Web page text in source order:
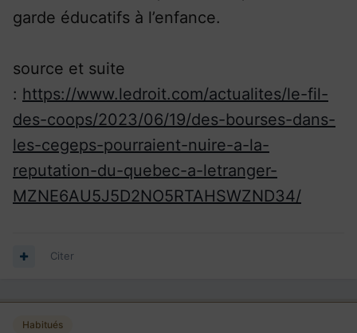
garde éducatifs à l’enfance.
source et suite
: https://www.ledroit.com/actualites/le-fil-
des-coops/2023/06/19/des-bourses-dans-
les-cegeps-pourraient-nuire-a-la-
reputation-du-quebec-a-letranger-
MZNE6AU5J5D2NO5RTAHSWZND34/
Citer
Habitués